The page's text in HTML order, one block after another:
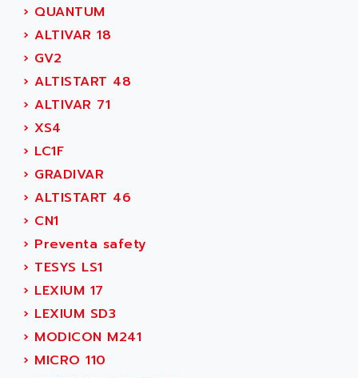
VT5000
VT3000
VSPA1
FERROMATIK PMC 1000
LCA
CNC ALPHA
SMART TOUCH
PROVIT 5000
S4-S4C
SIAX
FESTO ELECTRONIC
PCS095
TOUCHVIEW
AERO - SHARP
AEROSEC INDUSTRIE
AEROTECH
AESYS
AEV
AFAG
AFP PRODEL
AG ASSOCIATES
AGASTAT
AGDE
AGE POWERBLOCK
AGETEM
AGI
› QUANTUM
› ALTIVAR 18
› GV2
› ALTISTART 48
› ALTIVAR 71
› XS4
› LC1F
› GRADIVAR
› ALTISTART 46
› CN1
› Preventa safety
› TESYS LS1
› LEXIUM 17
› LEXIUM SD3
› MODICON M241
› MICRO 110